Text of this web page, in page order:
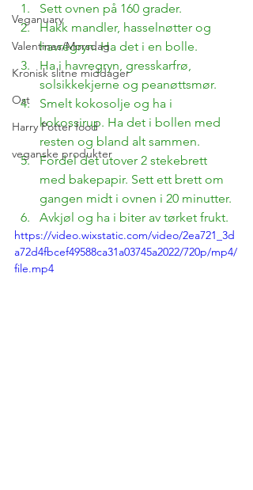
Veganuary
Valentines/Morsdag
Kronisk slitne middager
Ost
Harry Potter food
veganske produkter
Sett ovnen på 160 grader.
Hakk mandler, hasselnøtter og
havregryn. Ha det i en bolle.
Ha i havregryn, gresskarfrø,
solsikkekjerne og peanøttsmør.
Smelt kokosolje og ha i
kokossirup. Ha det i bollen med
resten og bland alt sammen.
Fordel det utover 2 stekebrett
med bakepapir. Sett ett brett om
gangen midt i ovnen i 20 minutter.
Avkjøl og ha i biter av tørket frukt.
https://video.wixstatic.com/video/2ea721_3d
a72d4fbcef49588ca31a03745a2022/720p/mp4/
file.mp4